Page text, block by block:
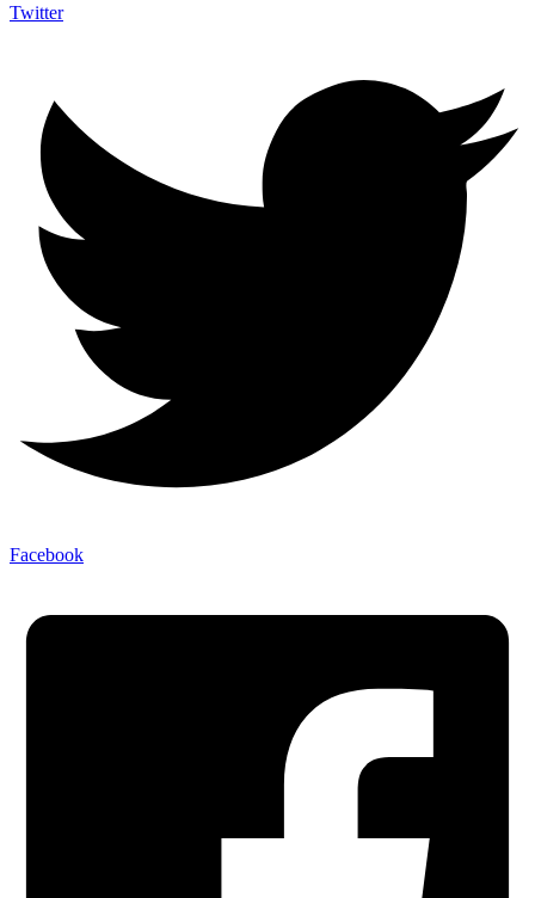
Twitter
Facebook